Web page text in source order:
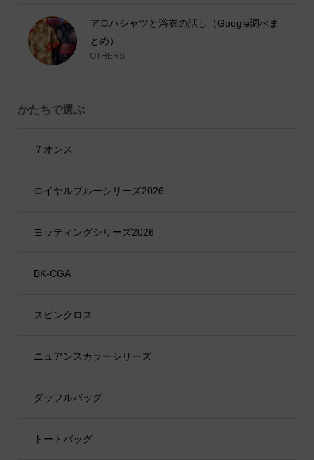
アロハシャツと浴衣の話し（Google調べま
とめ）
OTHERS
かたちで選ぶ
７オンス
ロイヤルブルーシリーズ2026
ヨッティングシリーズ2026
BK-CGA
スピンクロス
ニュアンスカラーシリーズ
ダッフルバッグ
トートバッグ